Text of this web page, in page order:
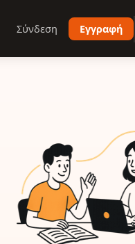
Σύνδεση Εγγραφή